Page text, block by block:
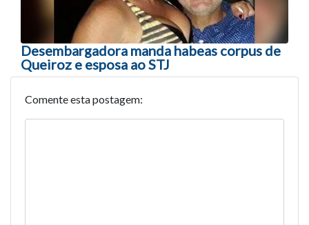
Desembargadora manda habeas corpus de
Queiroz e esposa ao STJ
Comente esta postagem: